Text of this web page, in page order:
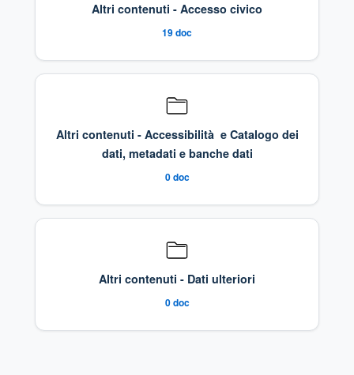
Altri contenuti - Accesso civico
19doc
Altri contenuti - Accessibilità e Catalogo dei
dati, metadati e banche dati
0doc
Altri contenuti - Dati ulteriori
0doc